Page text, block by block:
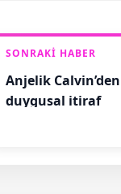
SONRAKI HABER
Anjelik
duygusal itiraf